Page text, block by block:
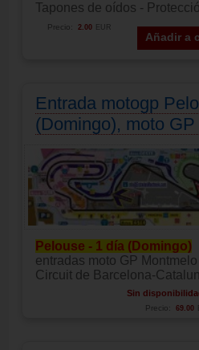
Tapones de oídos -
Añadir a
Precio: 2.00 EUR
Entrada motogp
(Domingo), moto
Pelouse - 1 día (Domingo)
entradas moto GP Montmelo
Circuit de Barcelona-
Sin
Precio: 69.00